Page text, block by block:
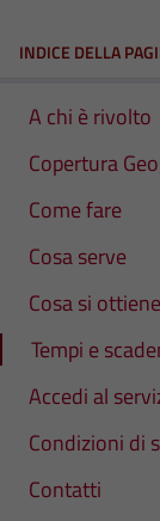
INDICE DELLA
A chi è rivolto
Copertura
Come fare
Cosa serve
Cosa si ottiene
Tempi e
Accedi al
Condizioni di
Contatti